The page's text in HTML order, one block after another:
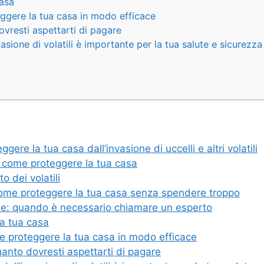
la tua casa in modo efficace
aspettarti di pagare
di volatili è importante per la tua salute e sicurezza
la tua casa dall’invasione di uccelli e altri volatili
proteggere la tua casa
dei volatili
proteggere la tua casa senza spendere troppo
quando è necessario chiamare un esperto
tua casa
proteggere la tua casa in modo efficace
dovresti aspettarti di pagare